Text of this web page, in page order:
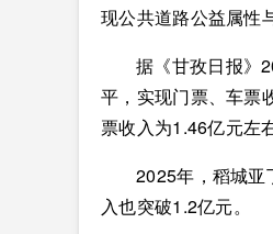
现公共道路公益属性
据《甘孜日报》
平，实现门票、车票
票收入为1.46亿元左
2025年，稻城亚
入也突破1.2亿元。